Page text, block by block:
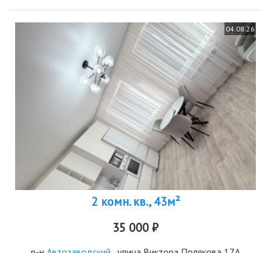
04.08.26
2 комн. кв., 43м²
35 000 ₽